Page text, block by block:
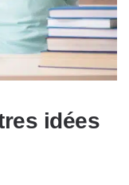
idées